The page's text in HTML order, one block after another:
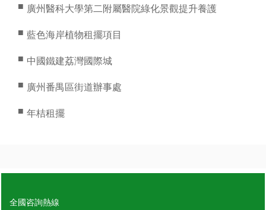
■ 廣州醫科大學第二附屬醫院綠化景觀提升養護
■ 藍色海岸植物租擺項目
■ 中國鐵建荔灣國際城
■ 廣州番禺區街道辦事處
■ 年桔租擺
全國咨詢熱線